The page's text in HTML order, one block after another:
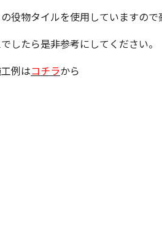
役物タイルを使用していますので
したら是非参考にしてください。
例はコチラから